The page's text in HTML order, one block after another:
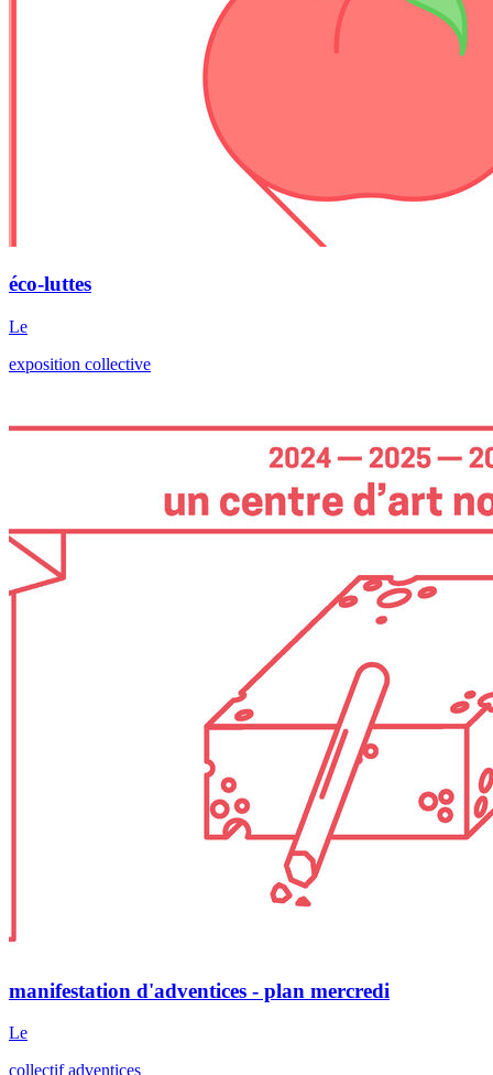
éco-luttes
Le
exposition collective
manifestation d'adventices - plan mercredi
Le
collectif adventices